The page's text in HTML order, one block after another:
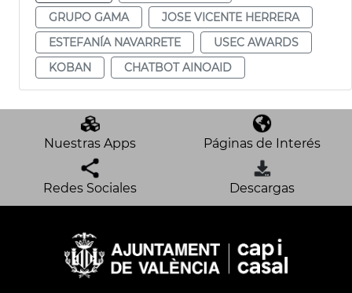
GRUPO GAMA
JOSE VICENTE HERRERA
ESTEFANÍA NAVARRETE
USEC AWARDS
KOBAN
CHATBOT AINOAID
Nuestras Apps Páginas de Interés
Redes Sociales Descargas